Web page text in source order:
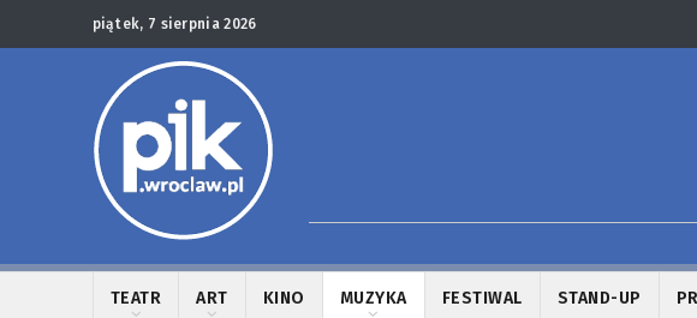
piątek, 7 sierpnia 2026
TEATR ART KINO MUZYKA FESTIWAL STAND-UP